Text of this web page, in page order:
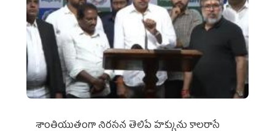
శాంతియుతంగా నిరసన తెలిపే హక్కును కాలరాసే